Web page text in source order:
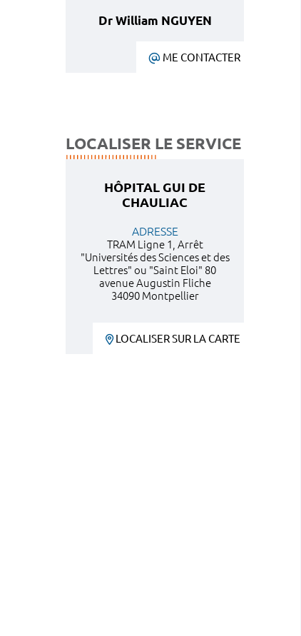
Dr William NGUYEN
ME CONTACTER
LOCALISER LE SERVICE
HÔPITAL GUI DE
CHAULIAC
ADRESSE
TRAM Ligne 1, Arrêt
"Universités des Sciences et des
Lettres" ou "Saint Eloi" 80
avenue Augustin Fliche
34090 Montpellier
LOCALISER SUR LA CARTE